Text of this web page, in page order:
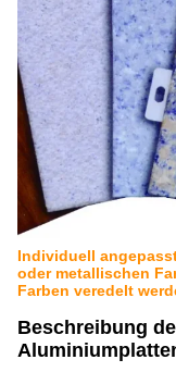
Individuell
oder metallischen
Farben veredelt
Beschreibung